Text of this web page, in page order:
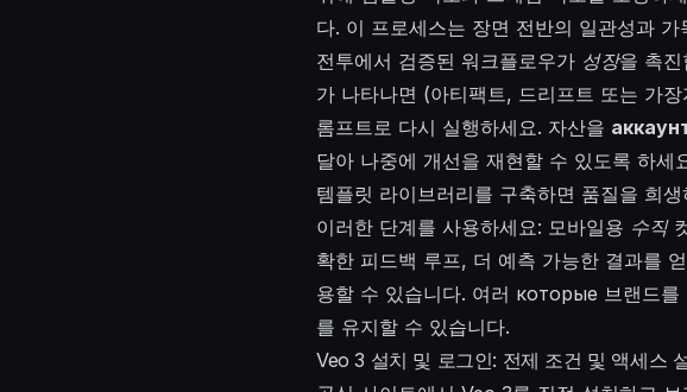
다. 이 프로세스는 장면 전반의 일관성과 가
전투에서 검증된 워크플로우가 성장을 촉
가 나타나면 (아티팩트, 드리프트 또는 가
롬프트로 다시 실행하세요. 자산을
달아 나중에 개선을 재현할 수 있도록 하세
템플릿 라이브러리를 구축하면 품질을 희
이러한 단계를 사용하세요: 모바일용 수직
확한 피드백 루프, 더 예측 가능한 결과를
용할 수 있습니다. 여러 которые 브랜드
를 유지할 수 있습니다.
Veo 3 설치 및 로그인: 전제 조건 및 액세스